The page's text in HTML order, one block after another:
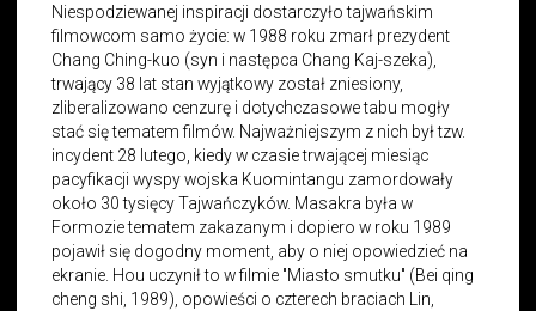
Niespodziewanej inspiracji dostarczyło tajwańskim
filmowcom samo życie: w 1988 roku zmarł prezydent
Chang Ching-kuo (syn i następca Chang Kaj-szeka),
trwający 38 lat stan wyjątkowy został zniesiony,
zliberalizowano cenzurę i dotychczasowe tabu mogły
stać się tematem filmów. Najważniejszym z nich był tzw.
incydent 28 lutego, kiedy w czasie trwającej miesiąc
pacyfikacji wyspy wojska Kuomintangu zamordowały
około 30 tysięcy Tajwańczyków. Masakra była w
Formozie tematem zakazanym i dopiero w roku 1989
pojawił się dogodny moment, aby o niej opowiedzieć na
ekranie. Hou uczynił to w filmie "Miasto smutku" (Bei qing
cheng shi, 1989), opowieści o czterech braciach Lin,